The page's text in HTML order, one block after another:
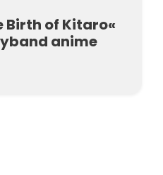
Birth of Kitaro«
anime